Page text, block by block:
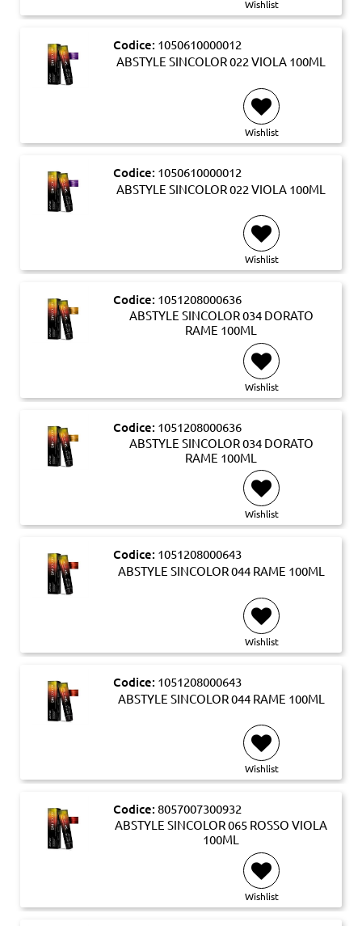
Wishlist
Codice: 1050610000012
ABSTYLE SINCOLOR 022 VIOLA 100ML
Wishlist
Codice: 1050610000012
ABSTYLE SINCOLOR 022 VIOLA 100ML
Wishlist
Codice: 1051208000636
ABSTYLE SINCOLOR 034 DORATO
RAME 100ML
Wishlist
Codice: 1051208000636
ABSTYLE SINCOLOR 034 DORATO
RAME 100ML
Wishlist
Codice: 1051208000643
ABSTYLE SINCOLOR 044 RAME 100ML
Wishlist
Codice: 1051208000643
ABSTYLE SINCOLOR 044 RAME 100ML
Wishlist
Codice: 8057007300932
ABSTYLE SINCOLOR 065 ROSSO VIOLA
100ML
Wishlist